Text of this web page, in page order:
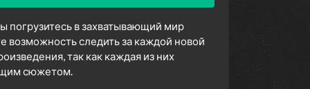
погрузитесь в захватывающий мир
возможность следить за каждой новой
так как каждая из них
сюжетом.